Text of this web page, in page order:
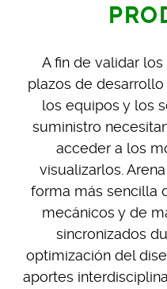
A fin de validar
plazos de
los equipos y los
suministro
acceder a los
visualizarlos.
forma más sencilla
mecánicos y de
sincronizados
optimización del
aportes